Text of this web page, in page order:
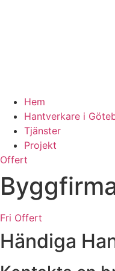
Hem
Hantverkare i
Tjänster
Projekt
Offert
Fri Offert
Händiga